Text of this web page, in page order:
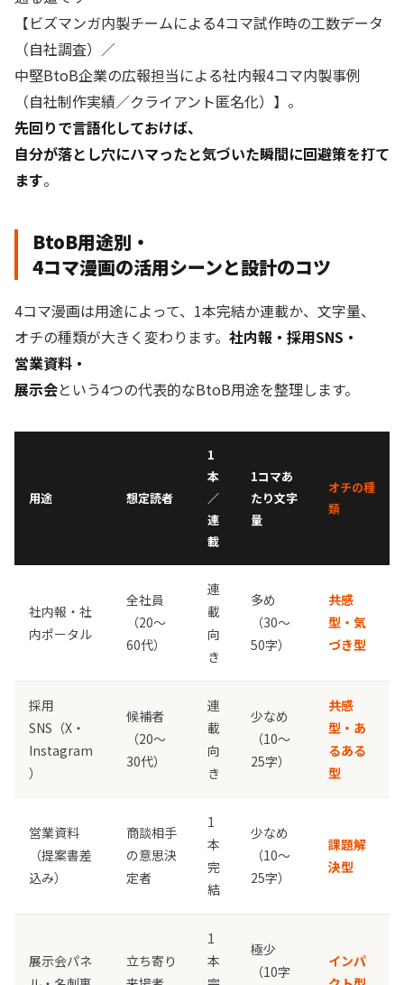
【ビズマンガ内製チームによる4コマ試作時の工数データ
（自社調査）／
中堅BtoB企業の広報担当による社内報4コマ内製事例
（自社制作実績／クライアント匿名化）】。
先回りで言語化しておけば、
自分が落とし穴にハマったと気づいた瞬間に回避策を打て
ます。
BtoB用途別・
4コマ漫画の活用シーンと設計のコツ
4コマ漫画は用途によって、1本完結か連載か、文字量、
オチの種類が大きく変わります。 社内報・採用SNS・
営業資料・
展示会という4つの代表的なBtoB用途を整理します。
用途 想定読者
1
本
／
連
載
1コマあ
たり文字
量
オチの種
類
社内報・社
内ポータル
全社員
（20〜
60代）
連
載
向
き
多め
（30〜
50字）
共感
型・気
づき型
採用
SNS（X・
Instagram
）
候補者
（20〜
30代）
連
載
向
き
少なめ
（10〜
25字）
共感
型・あ
るある
型
営業資料
（提案書差
込み）
商談相手
の意思決
定者
1
本
完
結
少なめ
（10〜
25字）
課題解
決型
展示会パネ
立ち寄り
1
本
極少
（10字
インパ